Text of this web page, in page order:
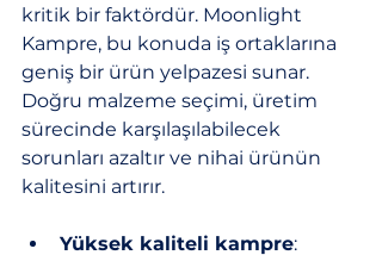
kritik bir faktördür. Moonlight
Kampre, bu konuda iş ortaklarına
geniş bir ürün yelpazesi sunar.
Doğru malzeme seçimi, üretim
sürecinde karşılaşılabilecek
sorunları azaltır ve nihai ürünün
kalitesini artırır.
Yüksek kaliteli kampre: